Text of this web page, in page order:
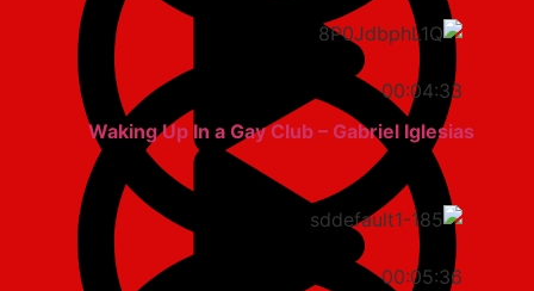
00:04:33
Waking Up In a Gay Club – Gabriel Iglesias
00:05:36